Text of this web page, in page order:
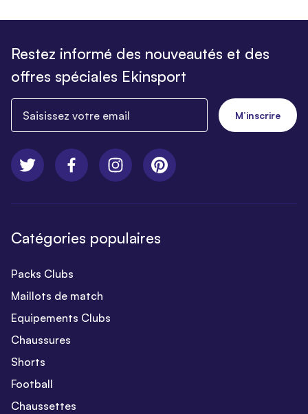
Restez informé des nouveautés et des
offres spéciales Ekinsport
Saisissez votre email
M’inscrire
Catégories populaires
Packs Clubs
Maillots de match
Equipements Clubs
Chaussures
Shorts
Football
Chaussettes